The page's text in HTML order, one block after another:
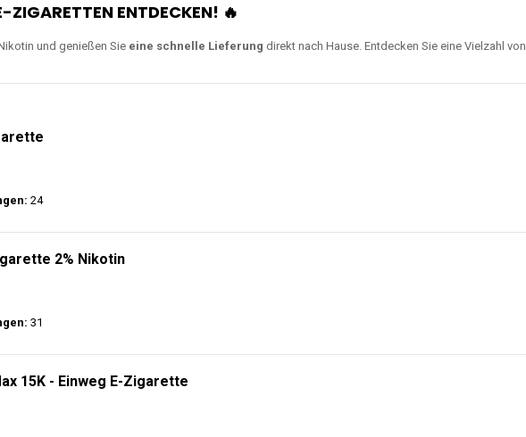
ZIGARETTEN ENTDECKEN! 🔥
und genießen Sie eine schnelle Lieferung direkt nach Hause. Entdecken Sie eine Vielzahl von
24
2% Nikotin
31
15K - Einweg E-Zigarette